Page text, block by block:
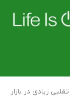
زیادی در بازار